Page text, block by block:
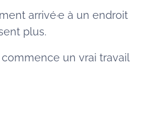
arrivé·e à un endroit
plus.
un vrai travail